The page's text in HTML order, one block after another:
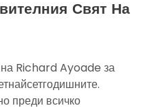
Свят На
Richard Ayoade за
преди всичко